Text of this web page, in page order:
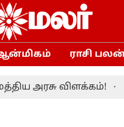
ராசி
விளக்கம்!